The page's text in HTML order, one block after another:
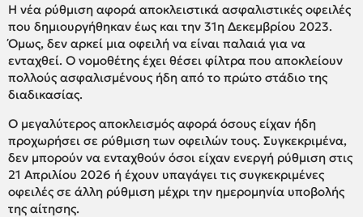
Η νέα ρύθμιση αφορά αποκλειστικά ασφαλιστικές οφειλές
που δημιουργήθηκαν έως και την 31η Δεκεμβρίου 2023.
Όμως, δεν αρκεί μια οφειλή να είναι παλαιά για να
ενταχθεί. Ο νομοθέτης έχει θέσει φίλτρα που αποκλείουν
πολλούς ασφαλισμένους ήδη από το πρώτο στάδιο της
διαδικασίας.
Ο μεγαλύτερος αποκλεισμός αφορά όσους είχαν ήδη
προχωρήσει σε ρύθμιση των οφειλών τους. Συγκεκριμένα,
δεν μπορούν να ενταχθούν όσοι είχαν ενεργή ρύθμιση στις
21 Απριλίου 2026 ή έχουν υπαγάγει τις συγκεκριμένες
οφειλές σε άλλη ρύθμιση μέχρι την ημερομηνία υποβολής
της αίτησης.